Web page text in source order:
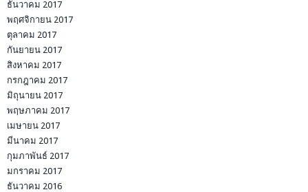
ธันวาคม 2017
พฤศจิกายน 2017
ตุลาคม 2017
กันยายน 2017
สิงหาคม 2017
กรกฎาคม 2017
มิถุนายน 2017
พฤษภาคม 2017
เมษายน 2017
มีนาคม 2017
กุมภาพันธ์ 2017
มกราคม 2017
ธันวาคม 2016